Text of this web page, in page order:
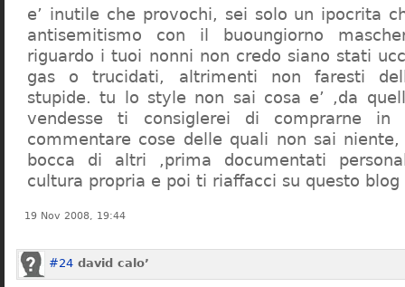
e’ inutile che provochi, sei solo un ipocrita
antisemitismo con il buoungiorno
riguardo i tuoi nonni non credo siano stati
gas o trucidati, altrimenti non faresti
stupide. tu lo style non sai cosa e’ ,da
vendesse ti consiglerei di comprarne in
commentare cose delle quali non sai
bocca di altri ,prima documentati
cultura propria e poi ti riaffacci su questo blog
19 Nov 2008, 19:44
#24 david calo’